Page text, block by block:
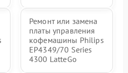
Ремонт или замена
платы управления
кофемашины Philips
EP4349/70 Series
4300 LatteGo